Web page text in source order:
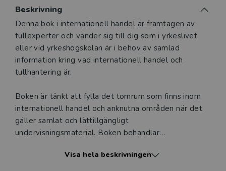
Beskrivning
Beskrivning
Denna bok i internationell handel är framtagen av
tullexperter och vänder sig till dig som i yrkeslivet
eller vid yrkeshögskolan är i behov av samlad
information kring vad internationell handel och
tullhantering är.
Boken är tänkt att fylla det tomrum som finns inom
internationell handel och anknutna områden när det
gäller samlat och lättillgängligt
undervisningsmaterial. Boken behandlar
skatte- och tullregler, förfaranderegler kring
Visa hela beskrivningen